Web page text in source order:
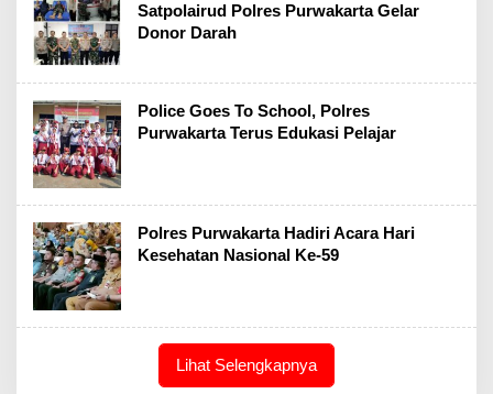
Satpolairud Polres Purwakarta Gelar
Donor Darah
Police Goes To School, Polres
Purwakarta Terus Edukasi Pelajar
Polres Purwakarta Hadiri Acara Hari
Kesehatan Nasional Ke-59
Lihat Selengkapnya